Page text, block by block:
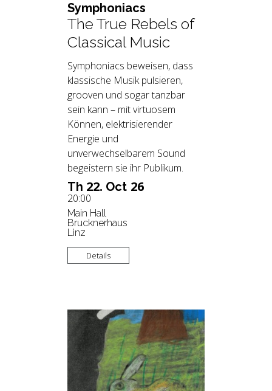
Th 22. Oct 26
20:00
Main Hall
Brucknerhaus
Linz
Sym­pho­niacs
The True Rebels of
Classical Music
Symphoniacs beweisen, dass
klassische Musik pulsieren,
grooven und sogar tanzbar
sein kann – mit virtuosem
Können, elektrisierender
Energie und
unverwechselbarem Sound
begeistern sie ihr Publikum.
Details